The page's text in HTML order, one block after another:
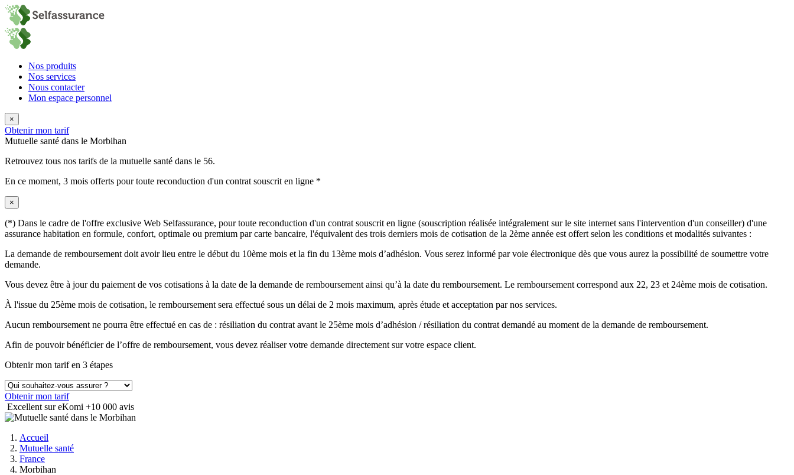
Nos produits
Nos services
Nous contacter
Mon espace personnel
×
Obtenir mon tarif
Mutuelle santé dans le Morbihan
Retrouvez tous nos tarifs de la mutuelle santé dans le 56.
En ce moment, 3 mois offerts pour toute reconduction d'un contrat souscrit en ligne *
×
(*) Dans le cadre de l'offre exclusive Web Selfassurance, pour toute reconduction d'un contrat souscrit en ligne (souscription réalisée intégralement sur le site internet sans l'intervention d'un conseiller) d'une
assurance habitation en formule, confort, optimale ou premium par carte bancaire, l'équivalent des trois derniers mois de cotisation de la 2ème année est offert selon les conditions et modalités suivantes :
La demande de remboursement doit avoir lieu entre le début du 10ème mois et la fin du 13ème mois d’adhésion. Vous serez informé par voie électronique dès que vous aurez la possibilité de soumettre votre
demande.
Vous devez être à jour du paiement de vos cotisations à la date de la demande de remboursement ainsi qu’à la date du remboursement. Le remboursement correspond aux 22, 23 et 24ème mois de cotisation.
À l'issue du 25ème mois de cotisation, le remboursement sera effectué sous un délai de 2 mois maximum, après étude et acceptation par nos services.
Aucun remboursement ne pourra être effectué en cas de : résiliation du contrat avant le 25ème mois d’adhésion / résiliation du contrat demandé au moment de la demande de remboursement.
Afin de pouvoir bénéficier de l’offre de remboursement, vous devez réaliser votre demande directement sur votre espace client.
Obtenir mon tarif en 3 étapes
Obtenir mon tarif
Excellent sur eKomi +10 000 avis
Accueil
Mutuelle santé
France
Morbihan